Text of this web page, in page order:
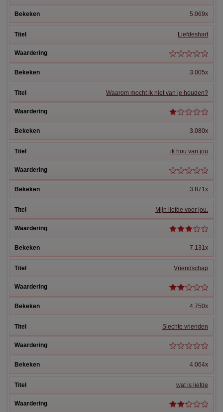
5.069x
Liefdeshart
3.005x
Waarom mocht ik niet van je houden?
3.080x
ik hou van jou
3.871x
Mijn liefde voor jou.
7.131x
Vriendschap
4.750x
Slechte vrienden
4.064x
wat is liefde